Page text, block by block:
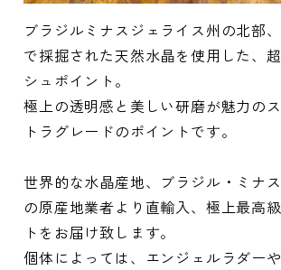
ブラジルミナスジェライス州の北部
で採掘された天然水晶を使用した、
シュポイント。
極上の透明感と美しい研磨が魅力の
トラグレードのポイントです。
世界的な水晶産地、ブラジル・ミナ
の原産地業者より直輸入、極上最高
トをお届け致します。
個体によっては、エンジェルラダーや